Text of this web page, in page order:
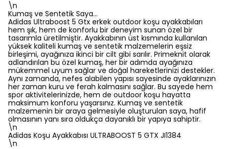
\n
Kumaş ve Sentetik Saya…
Adidas Ultraboost 5 Gtx erkek outdoor koşu ayakkabıları
hem şık, hem de konforlu bir deneyim sunan özel bir
tasarımla üretilmiştir. Ayakkabının üst kısmında kullanılan
yüksek kaliteli kumaş ve sentetik malzemelerin eşsiz
birleşimi, ayağınıza ikinci bir cilt gibi sarılır. Primeknit olarak
adlandırılan bu özel kumaş, her bir adımda ayağınıza
mükemmel uyum sağlar ve doğal hareketlerinizi destekler.
Aynı zamanda, nefes alabilen yapısı sayesinde ayaklarınızın
her zaman kuru ve ferah kalmasını sağlar. Bu sayede hem
spor aktivitelerinizde, hem de outdoor koşu hayatta
maksimum konforu yaşarsınız. Kumaş ve sentetik
malzemenin bir araya gelmesiyle oluşturulan saya, hafif
olmasının yanı sıra oldukça dayanıklı bir yapıya sahiptir.
\n
Adidas Koşu Ayakkabısı ULTRABOOST 5 GTX JI1384
\n